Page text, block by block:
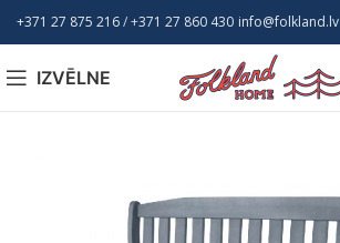
+371 27 875 216/ +371 27 860 430 info@folkland.lv
IZVĒLNE